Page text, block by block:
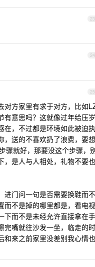
23
24
25
对方家里有求于对方，比如
有意思吗？这就像过年给压岁
在，不过都是环境如此被迫执
，送的不喜欢扔了浪费，要想
骤就好，那要没这个步骤，
，是人与人相处，礼物不要也
进门问一句是否需要换鞋而不
而不是掉的哪里都是，看电视
下而不是未经允许直接拿在手
完嘴就往沙发一坐，临走的时
和来之前家里没差别我心情也